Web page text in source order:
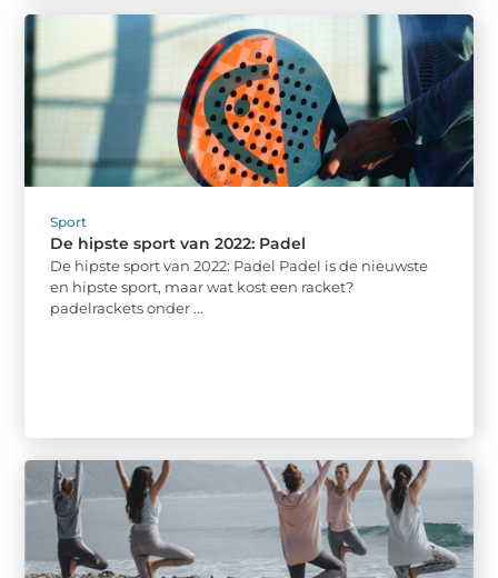
Sport
De hipste sport van 2022: Padel
De hipste sport van 2022: Padel Padel is de nieuwste
en hipste sport, maar wat kost een racket?
padelrackets onder ...